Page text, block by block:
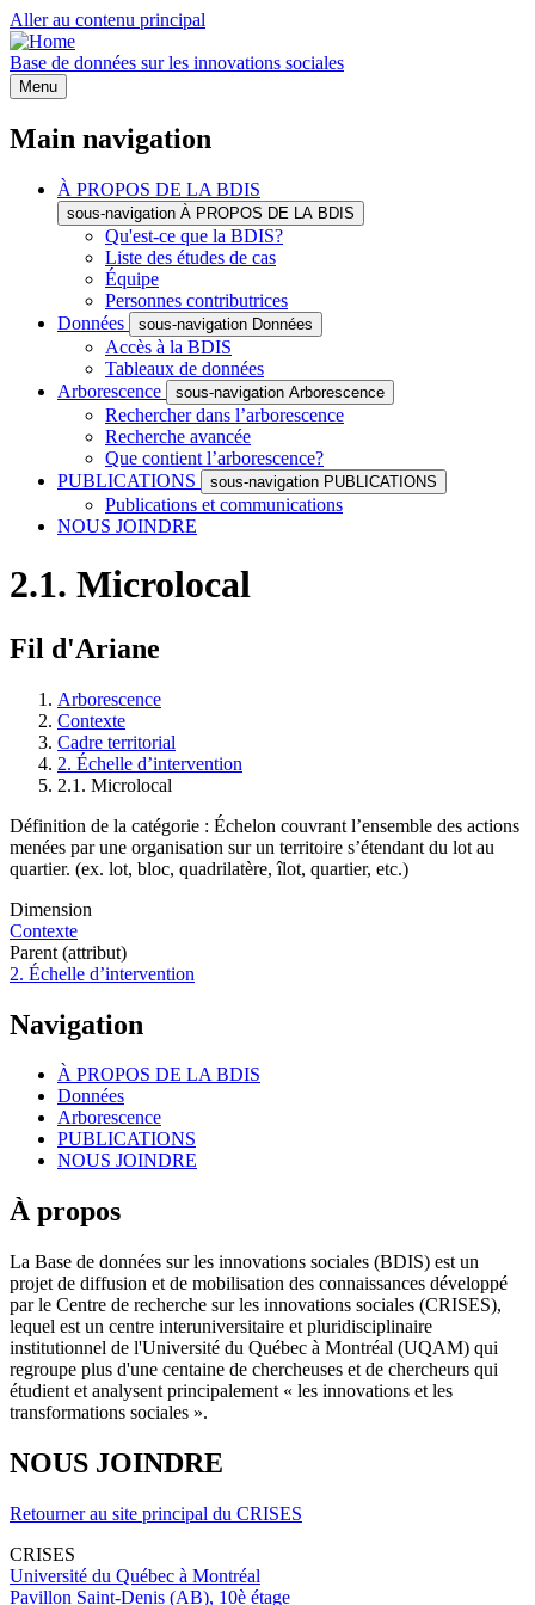
Aller au contenu principal
Base de données sur les innovations sociales
Menu
Main navigation
À PROPOS DE LA BDIS
sous-navigation À PROPOS DE LA BDIS
Qu'est-ce que la BDIS?
Liste des études de cas
Équipe
Personnes contributrices
Données
sous-navigation Données
Accès à la BDIS
Tableaux de données
Arborescence
sous-navigation Arborescence
Rechercher dans l’arborescence
Recherche avancée
Que contient l’arborescence?
PUBLICATIONS
sous-navigation PUBLICATIONS
Publications et communications
NOUS JOINDRE
2.1. Microlocal
Fil d'Ariane
Arborescence
Contexte
Cadre territorial
2. Échelle d’intervention
2.1. Microlocal
Définition de la catégorie : Échelon couvrant l’ensemble des actions
menées par une organisation sur un territoire s’étendant du lot au
quartier. (ex. lot, bloc, quadrilatère, îlot, quartier, etc.)
Dimension
Contexte
Parent (attribut)
2. Échelle d’intervention
Navigation
À PROPOS DE LA BDIS
Données
Arborescence
PUBLICATIONS
NOUS JOINDRE
À propos
La Base de données sur les innovations sociales (BDIS) est un
projet de diffusion et de mobilisation des connaissances développé
par le Centre de recherche sur les innovations sociales (CRISES),
lequel est un centre interuniversitaire et pluridisciplinaire
institutionnel de l'Université du Québec à Montréal (UQAM) qui
regroupe plus d'une centaine de chercheuses et de chercheurs qui
étudient et analysent principalement « les innovations et les
transformations sociales ».
NOUS JOINDRE
Retourner au site principal du CRISES
CRISES
Université du Québec à Montréal
Pavillon Saint-Denis (AB), 10è étage